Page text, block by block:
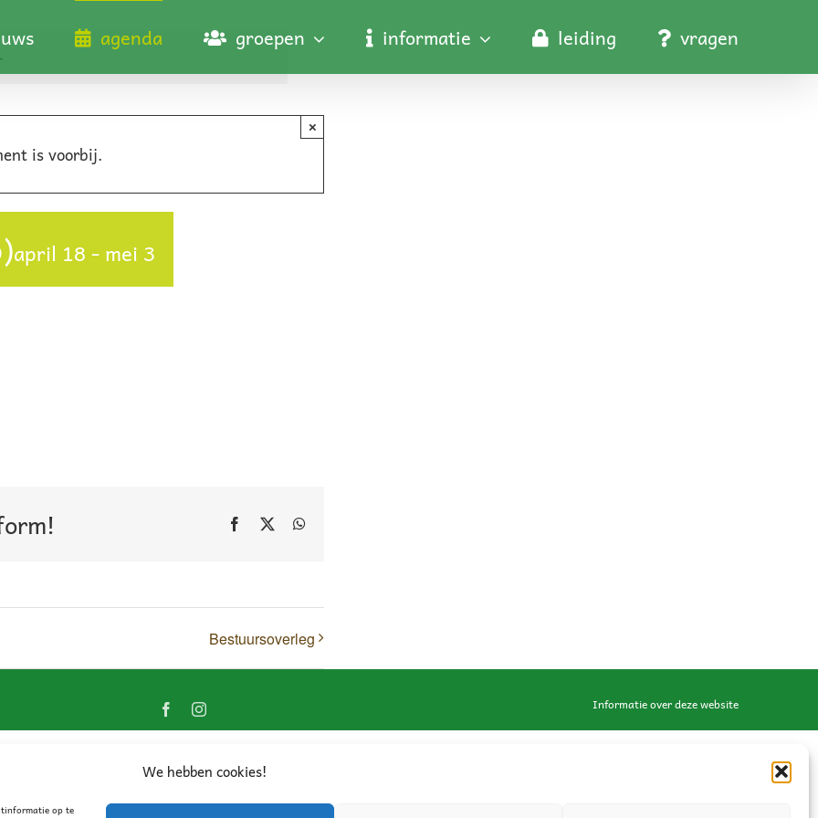
We hebben cookies!
op te
agenda groepen informatie leiding vragen
is voorbij.
×
april 18-mei 3
Facebook
X WhatsApp
Bestuursoverleg
Informatie over deze website
FacebookInstagram